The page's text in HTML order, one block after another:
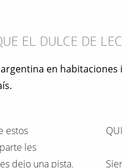
EL DULCE DE
en
estos
les
dejo una pista.